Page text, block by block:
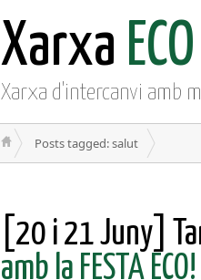
Xarxa ECO
Xarxa d'intercanvi amb
Posts tagged: salut
[20 i 21 Juny]
amb la FESTA ECO!